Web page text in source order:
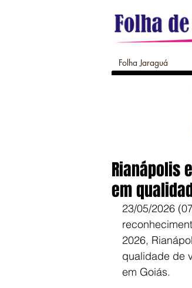
Folha Jaraguá
Rianápolis
em
23/05/2026
2026,
qualidade de
em Goiás.